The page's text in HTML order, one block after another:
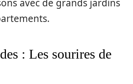
avec de grands jardins
: Les sourires de